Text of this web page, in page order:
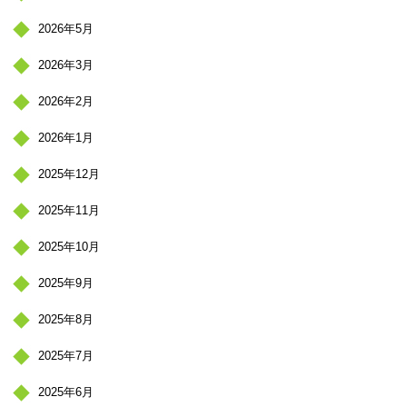
2026年5月
2026年3月
2026年2月
2026年1月
2025年12月
2025年11月
2025年10月
2025年9月
2025年8月
2025年7月
2025年6月